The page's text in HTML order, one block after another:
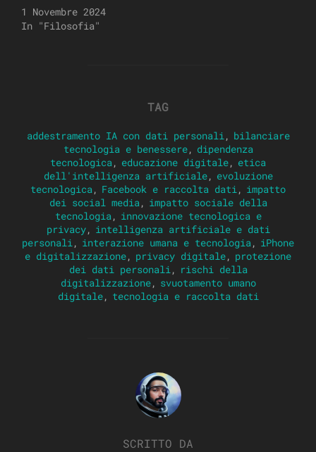
1 Novembre 2024
In "Filosofia"
TAG
addestramento IA con dati personali, bilanciare
tecnologia e benessere, dipendenza
tecnologica, educazione digitale, etica
dell'intelligenza artificiale, evoluzione
tecnologica, Facebook e raccolta dati, impatto
dei social media, impatto sociale della
tecnologia, innovazione tecnologica e
privacy, intelligenza artificiale e dati
personali, interazione umana e tecnologia, iPhone
e digitalizzazione, privacy digitale, protezione
dei dati personali, rischi della
digitalizzazione, svuotamento umano
digitale, tecnologia e raccolta dati
AUTORE DELL'ARTICOLO
SCRITTO DA